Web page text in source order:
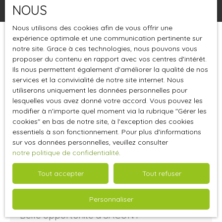
Pertinence
Trier par Créer une alerte
Nous contacter
A saisir
Belle opportunité à SACUNY
NOUS
Nous utilisons des cookies afin de vous offrir une
expérience optimale et une communication pertinente sur
notre site. Grace à ces technologies, nous pouvons vous
proposer du contenu en rapport avec vos centres d'intérêt.
Ils nous permettent également d'améliorer la qualité de nos
services et la convivialité de notre site internet. Nous
utiliserons uniquement les données personnelles pour
lesquelles vous avez donné votre accord. Vous pouvez les
modifier à n'importe quel moment via la rubrique ″Gérer les
cookies″ en bas de notre site, à l'exception des cookies
essentiels à son fonctionnement. Pour plus d'informations
sur vos données personnelles, veuillez consulter
notre politique de confidentialité.
Tout accepter Tout refuser
Personnaliser